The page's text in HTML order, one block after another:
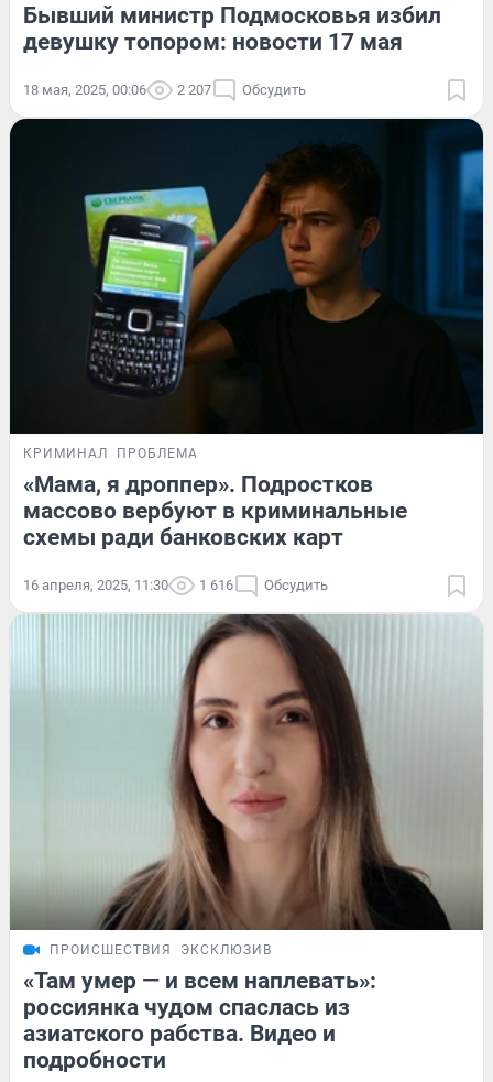
Бывший министр Подмосковья избил
девушку топором: новости 17 мая
18 мая, 2025, 00:06 2 207 Обсудить
КРИМИНАЛ ПРОБЛЕМА
«Мама, я дроппер». Подростков
массово вербуют в криминальные
схемы ради банковских карт
16 апреля, 2025, 11:30 1 616 Обсудить
ПРОИСШЕСТВИЯ ЭКСКЛЮЗИВ
«Там умер — и всем наплевать»:
россиянка чудом спаслась из
азиатского рабства. Видео и
подробности